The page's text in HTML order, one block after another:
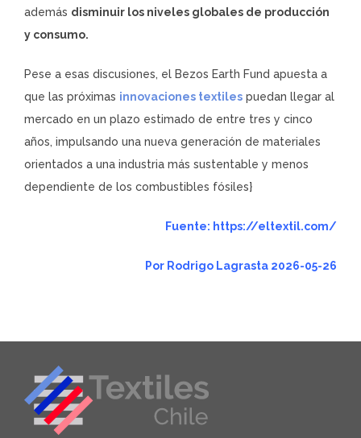
además disminuir los niveles globales de producción
y consumo.
Pese a esas discusiones, el Bezos Earth Fund apuesta a
que las próximas innovaciones textiles puedan llegar al
mercado en un plazo estimado de entre tres y cinco
años, impulsando una nueva generación de materiales
orientados a una industria más sustentable y menos
dependiente de los combustibles fósiles}
Fuente: https://eltextil.com/
Por Rodrigo Lagrasta 2026-05-26